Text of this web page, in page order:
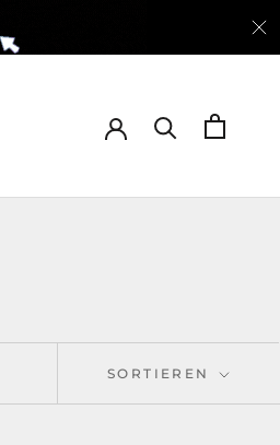
SORTIEREN